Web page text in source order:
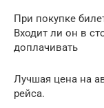
При покупке
Входит ли он в
доплачивать
Лучшая цена на
рейса.